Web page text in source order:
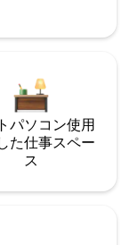
パソコン使用
た仕事スペー
ス